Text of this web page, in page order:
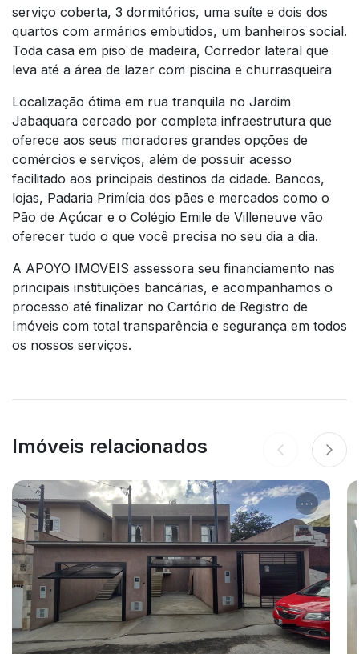
serviço coberta, 3 dormitórios, uma suíte e dois dos
quartos com armários embutidos, um banheiros social.
Toda casa em piso de madeira, Corredor lateral que
leva até a área de lazer com piscina e churrasqueira
Localização ótima em rua tranquila no Jardim
Jabaquara cercado por completa infraestrutura que
oferece aos seus moradores grandes opções de
comércios e serviços, além de possuir acesso
facilitado aos principais destinos da cidade. Bancos,
lojas, Padaria Primícia dos pães e mercados como o
Pão de Açúcar e o Colégio Emile de Villeneuve vão
oferecer tudo o que você precisa no seu dia a dia.
A APOYO IMOVEIS assessora seu financiamento nas
principais instituições bancárias, e acompanhamos o
processo até finalizar no Cartório de Registro de
Imóveis com total transparência e segurança em todos
os nossos serviços.
Imóveis relacionados